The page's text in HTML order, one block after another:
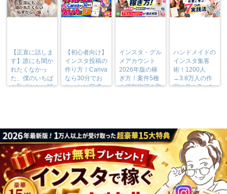
【正直に話しま
す】誰にも聞か
れたくなかっ
た、僕のいちば
ん恥ずかしい話
【初心者向け】
インスタ投稿の
作り方！Canva
なら30分でお
しゃれに完成
インスタ・グル
メアカウント
2026年版の稼
ぎ方！案件5種
や撮影許可の取
ハンドメイドの
インスタ集客
術！1200人
→3.8万人の作
家に学ぶ7つの